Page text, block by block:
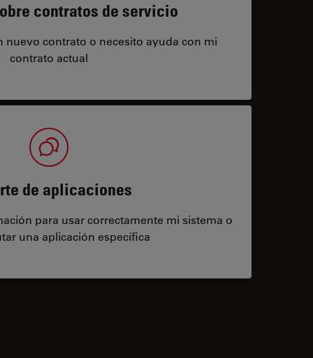
contratos de servicio
nuevo contrato o necesito ayuda con mi
contrato actual
de aplicaciones
para usar correctamente mi sistema o
una aplicación específica